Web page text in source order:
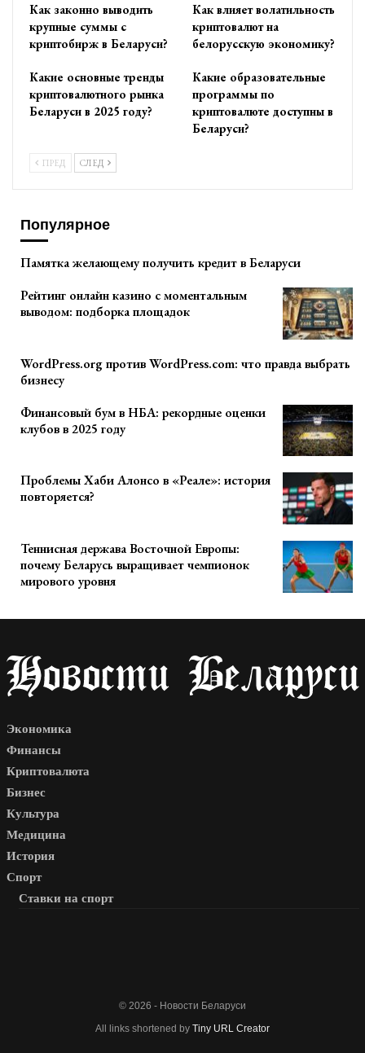
Как законно выводить
крупные суммы с
криптобирж в Беларуси?
Как влияет волатильность
криптовалют на
белорусскую экономику?
Какие основные тренды
криптовалютного рынка
Беларуси в 2025 году?
Какие образовательные
программы по
криптовалюте доступны в
Беларуси?
ПРЕД СЛЕД
Популярное
Памятка желающему получить кредит в Беларуси
Рейтинг онлайн казино с моментальным
выводом: подборка площадок
WordPress.org против WordPress.com: что правда выбрать
бизнесу
Финансовый бум в НБА: рекордные оценки
клубов в 2025 году
Проблемы Хаби Алонсо в «Реале»: история
повторяется?
Теннисная держава Восточной Европы:
почему Беларусь выращивает чемпионок
мирового уровня
Экономика
Финансы
Криптовалюта
Бизнес
Культура
Медицина
История
Спорт
Ставки на спорт
© 2026 - Новости Беларуси
All links shortened by Tiny URL Creator